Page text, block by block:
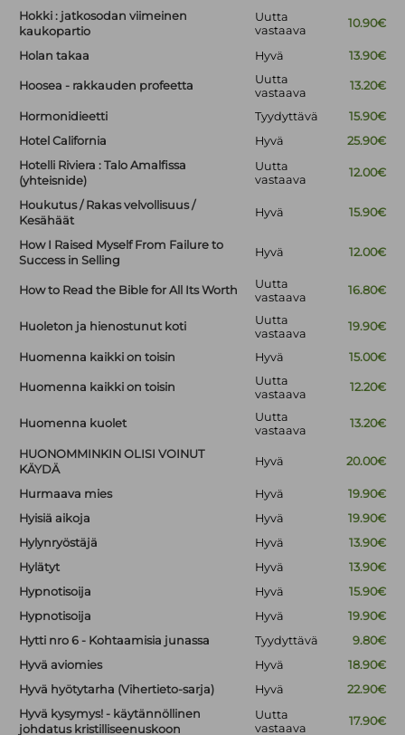
Hokki : jatkosodan viimeinen
kaukopartio
Uutta
vastaava
10.90€
Holan takaa Hyvä 13.90€
Hoosea - rakkauden profeetta
Uutta
vastaava
13.20€
Hormonidieetti Tyydyttävä
15.90€
Hotel California
Hyvä
25.90€
Hotelli Riviera : Talo Amalfissa
(yhteisnide)
Uutta
vastaava
12.00€
Houkutus / Rakas velvollisuus /
Kesähäät
Hyvä 15.90€
How I Raised Myself From Failure to
Success in Selling
Hyvä 12.00€
How to Read the Bible for All Its Worth
Uutta
vastaava
16.80€
Huoleton ja hienostunut koti
Uutta
vastaava
19.90€
Huomenna kaikki on toisin Hyvä 15.00€
Huomenna kaikki on toisin
Uutta
vastaava
12.20€
Huomenna kuolet
Uutta
vastaava
13.20€
HUONOMMINKIN OLISI VOINUT
KÄYDÄ
Hyvä 20.00€
Hurmaava mies Hyvä
19.90€
Hyisiä aikoja
Hyvä
19.90€
Hylynryöstäjä
Hyvä
13.90€
Hylätyt
Hyvä
13.90€
Hypnotisoija
Hyvä
15.90€
Hypnotisoija
Hyvä
19.90€
Hytti nro 6 - Kohtaamisia junassa
Tyydyttävä
9.80€
Hyvä aviomies
Hyvä
18.90€
Hyvä hyötytarha (Vihertieto-sarja)
Hyvä
22.90€
Hyvä kysymys! - käytännöllinen
johdatus kristilliseenuskoon
Uutta
vastaava
17.90€